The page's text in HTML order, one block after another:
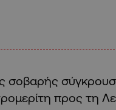
σοβαρής
προς τη